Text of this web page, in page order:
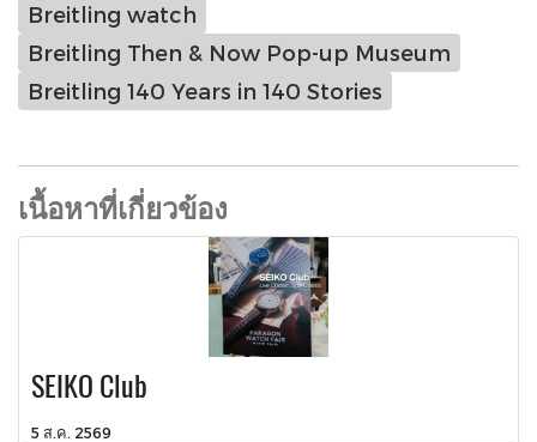
Breitling watch
Breitling Then & Now Pop-up Museum
Breitling 140 Years in 140 Stories
เนื้อหาที่เกี่ยวข้อง
SEIKO Club
5 ส.ค. 2569